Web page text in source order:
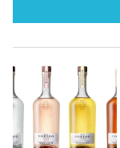
About
テキーラのつくり方